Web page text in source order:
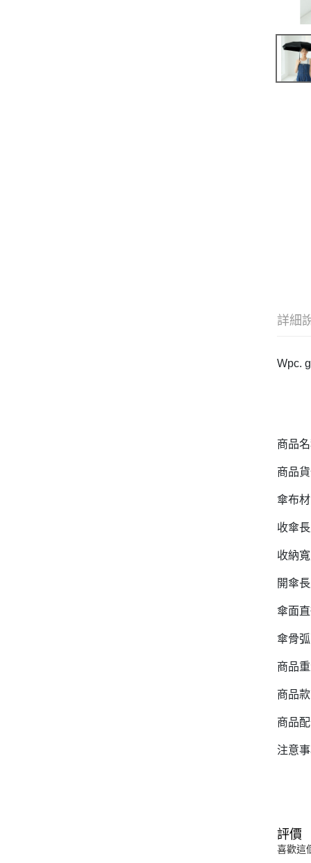
詳細
Wpc.
商品
商品
傘布
收傘
收納
開傘
傘面
傘骨
商品
商品
商品
注意
評價
喜歡這